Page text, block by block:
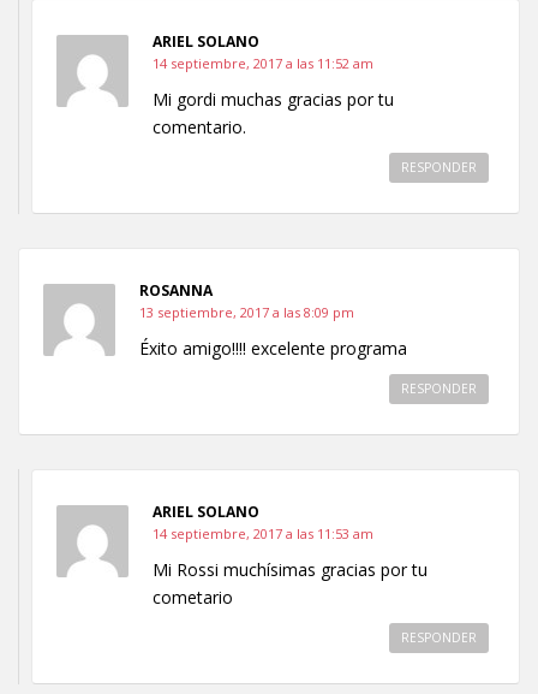
ARIEL SOLANO
14 septiembre, 2017 a las 11:52 am
Mi gordi muchas gracias por tu
comentario.
RESPONDER
ROSANNA
13 septiembre, 2017 a las 8:09 pm
Éxito amigo!!!! excelente programa
RESPONDER
ARIEL SOLANO
14 septiembre, 2017 a las 11:53 am
Mi Rossi muchísimas gracias por tu
cometario
RESPONDER